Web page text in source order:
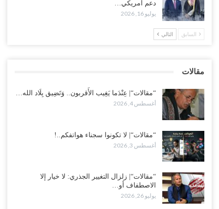
“تعز“| مع اقتراب إعادة الهيكلة السعودية.. سباق بين طارق والإصلاح
لإشعال حرب..!
أغسطس 2, 2026
أغسطس 2, 2026
دعم أمريكي…
يوليو 16, 2026
السابق التالي
مقالات
“مقالات“| عِنْدَما يَغِيب الأَقربون.. وَتَضِيق بِلَاد الله…
أغسطس 4, 2026
“مقالات“| لا تكونوا سجناء هواتفكم..!
أغسطس 3, 2026
“مقالات“| زلزال التغيير الجذري: لا خيار إلا
الاصطفاف أو…
يوليو 26, 2026